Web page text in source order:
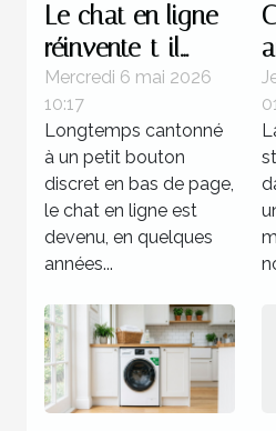
Le chat en ligne
réinvente-t-il
vraiment
l’expérience
utilisateur ?
Mercredi 6 mai 2026
10:17
Longtemps cantonné
à un petit bouton
discret en bas de page,
le chat en ligne est
devenu, en quelques
années...